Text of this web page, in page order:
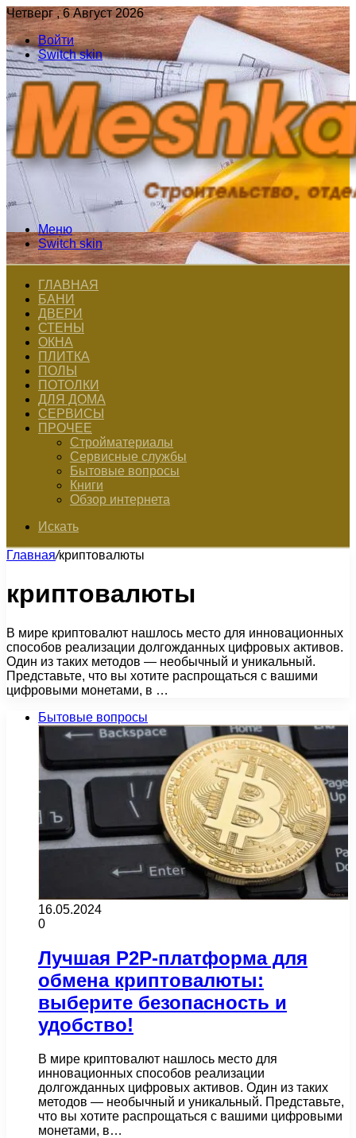
Четверг , 6 Август 2026
Войти
Switch skin
Меню
Switch skin
ГЛАВНАЯ
БАНИ
ДВЕРИ
СТЕНЫ
ОКНА
ПЛИТКА
ПОЛЫ
ПОТОЛКИ
ДЛЯ ДОМА
СЕРВИСЫ
ПРОЧЕЕ
Стройматериалы
Сервисные службы
Бытовые вопросы
Книги
Обзор интернета
Искать
Главная/криптовалюты
криптовалюты
В мире криптовалют нашлось место для инновационных
способов реализации долгожданных цифровых активов.
Один из таких методов — необычный и уникальный.
Представьте, что вы хотите распрощаться с вашими
цифровыми монетами, в …
Бытовые вопросы
16.05.2024
0
Лучшая P2P-платформа для
обмена криптовалюты:
выберите безопасность и
удобство!
В мире криптовалют нашлось место для
инновационных способов реализации
долгожданных цифровых активов. Один из таких
методов — необычный и уникальный. Представьте,
что вы хотите распрощаться с вашими цифровыми
монетами, в…